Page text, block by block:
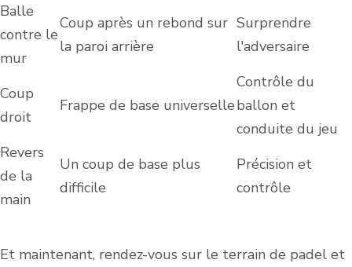
Balle
contre le
mur
Coup après un rebond sur
la paroi arrière
Surprendre
l'adversaire
Coup
droit
Frappe de base universelle
Contrôle du
ballon et
conduite du jeu
Revers
de la
main
Un coup de base plus
difficile
Précision et
contrôle
Et maintenant, rendez-vous sur le terrain de padel et